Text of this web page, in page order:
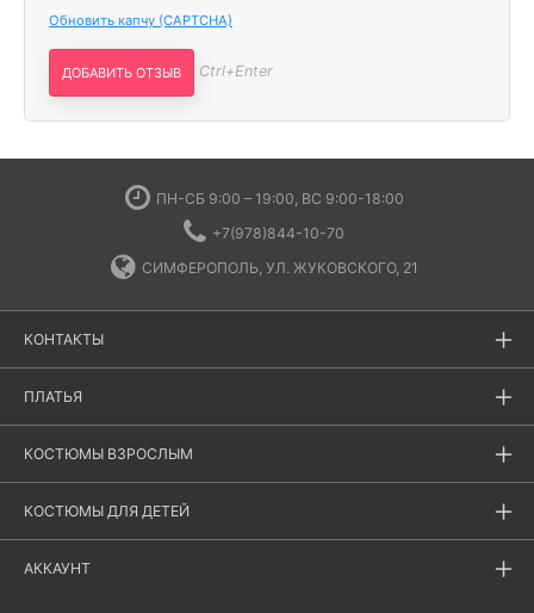
Обновить капчу (CAPTCHA)
Ctrl+Enter
ПН-СБ 9:00 – 19:00, ВС 9:00-18:00
+7(978)844-10-70
СИМФЕРОПОЛЬ, УЛ. ЖУКОВСКОГО, 21
КОНТАКТЫ
ПЛАТЬЯ
КОСТЮМЫ ВЗРОСЛЫМ
КОСТЮМЫ ДЛЯ ДЕТЕЙ
АККАУНТ